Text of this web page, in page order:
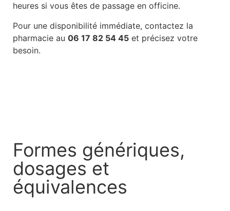
heures si vous êtes de passage en officine.
Pour une disponibilité immédiate, contactez la
pharmacie au 06 17 82 54 45 et précisez votre
besoin.
Formes génériques,
dosages et
équivalences